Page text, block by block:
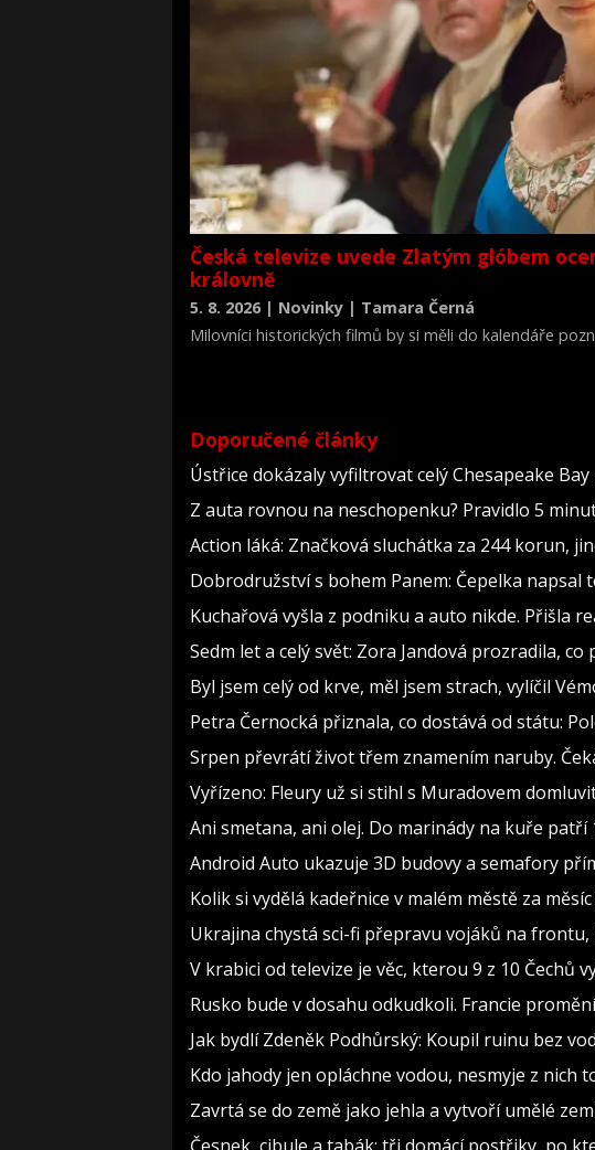
Česká televize uvede Zlatým glóbem
královně
5. 8. 2026 | Novinky | Tamara Černá
Milovníci historických filmů by si měli do kalendáře
Doporučené články
Ústřice dokázaly vyfiltrovat celý Chesapeake
Z auta rovnou na neschopenku? Pravidlo 5
Action láká: Značková sluchátka za 244 korun,
Dobrodružství s bohem Panem: Čepelka
Kuchařová vyšla z podniku a auto nikde. Přišla
Sedm let a celý svět: Zora Jandová prozradila,
Byl jsem celý od krve, měl jsem strach, vylíčil
Petra Černocká přiznala, co dostává od státu:
Srpen převrátí život třem znamením naruby.
Vyřízeno: Fleury už si stihl s Muradovem
Ani smetana, ani olej. Do marinády na kuře
Android Auto ukazuje 3D budovy a semafory
Kolik si vydělá kadeřnice v malém městě za
Ukrajina chystá sci-fi přepravu vojáků na
V krabici od televize je věc, kterou 9 z 10
Rusko bude v dosahu odkudkoli. Francie
Jak bydlí Zdeněk Podhůrský: Koupil ruinu bez
Kdo jahody jen opláchne vodou, nesmyje z
Zavrtá se do země jako jehla a vytvoří umělé